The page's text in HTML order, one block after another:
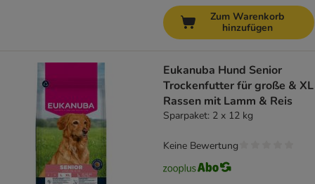
Zum Warenkorb
hinzufügen
Eukanuba Hund Senior
Trockenfutter für große & XL
Rassen mit Lamm & Reis
Sparpaket: 2 x 12 kg
Keine Bewertung